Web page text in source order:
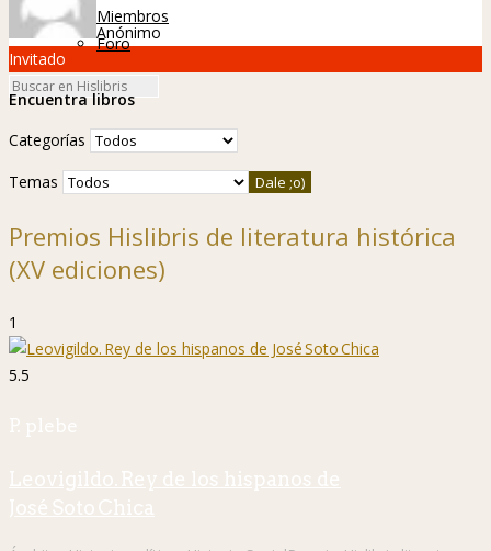
Miembros
Foro
Anónimo
Invitado
Encuentra libros
Categorías
Temas
Premios Hislibris de literatura histórica
(XV ediciones)
1
5.5
P. plebe
Leovigildo. Rey de los hispanos de
José Soto Chica